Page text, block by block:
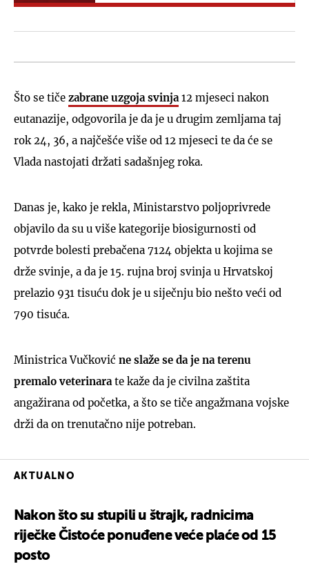
Što se tiče zabrane uzgoja svinja12 mjeseci nakon
eutanazije, odgovorila je da je u drugim zemljama taj
rok 24, 36, a najčešće više od 12 mjeseci te da će se
Vlada nastojati držati sadašnjeg roka.
Danas je, kako je rekla, Ministarstvo poljoprivrede
objavilo da su u više kategorije biosigurnosti od
potvrde bolesti prebačena 7124 objekta u kojima se
drže svinje, a da je 15. rujna broj svinja u Hrvatskoj
prelazio 931 tisuću dok je u siječnju bio nešto veći od
790 tisuća.
Ministrica Vučković ne slaže se da je na terenu
premalo veterinarate kaže da je civilna zaštita
angažirana od početka, a što se tiče angažmana vojske
drži da on trenutačno nije potreban.
AKTUALNO
Nakon što su stupili u štrajk, radnicima
riječke Čistoće ponuđene veće plaće od 15
posto